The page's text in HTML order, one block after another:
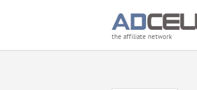
the affiliate network